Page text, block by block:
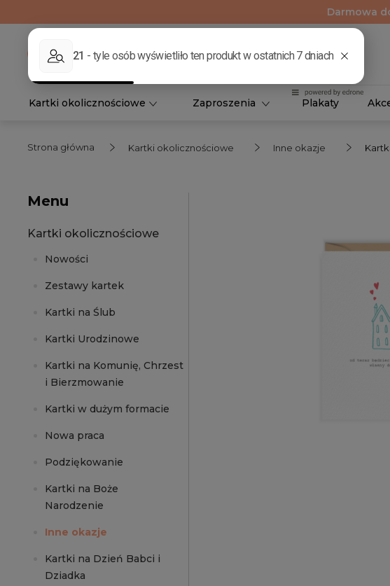
Darmowa
Kartki okolicznościowe Zaproszenia Plakaty
Strona główna Kartki okolicznościowe Inne okazje
Menu
Kartki okolicznościowe
Nowości
Zestawy kartek
Kartki na Ślub
Kartki Urodzinowe
Kartki na Komunię, Chrzest
i Bierzmowanie
Kartki w dużym formacie
Nowa praca
Podziękowanie
Kartki na Boże
Narodzenie
Inne okazje
Kartki na Dzień Babci i
Dziadka